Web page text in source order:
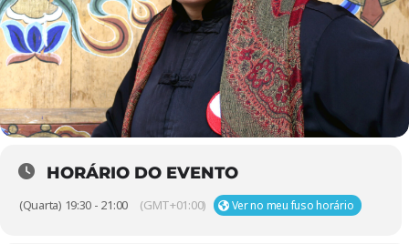
HORÁRIO DO EVENTO
(Quarta) 19:30 - 21:00 (GMT+01:00) Ver no meu fuso horário